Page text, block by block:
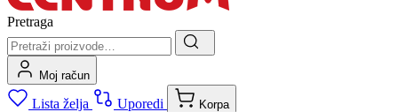
Pretraga
Moj račun
Lista želja Uporedi Korpa